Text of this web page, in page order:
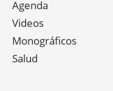
Agenda
Videos
Monográficos
Salud